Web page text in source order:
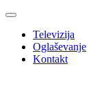
Televizija
Oglaševanje
Kontakt